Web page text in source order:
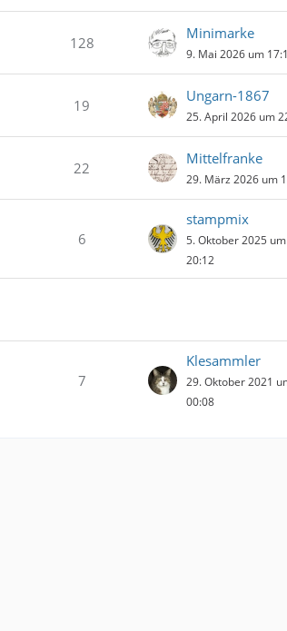
128
Minimarke
9. Mai 2026 um
19
Ungarn-1867
25. April 2026 um
22
Mittelfranke
29. März 2026 um
6
stampmix
5. Oktober 2025 um
20:12
7
Klesammler
29. Oktober 2021
00:08